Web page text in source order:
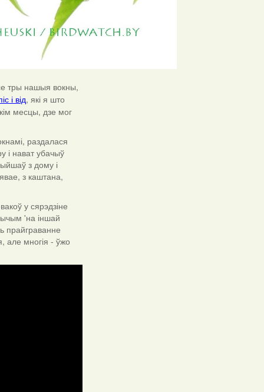
тры нашыя вокны,
і від, які я што
месцы, дзе мог
раздалася
і нават убачыў
з дому і
з каштана,
у сярэдзіне
'на іншай
прайграванне
але многія - ўжо